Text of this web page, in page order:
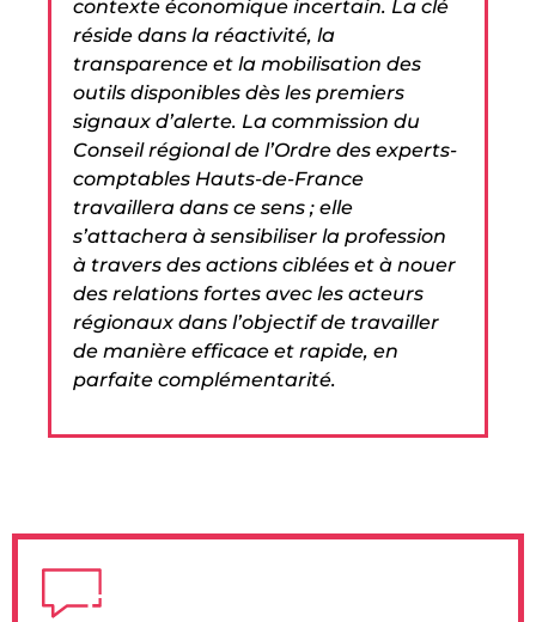
contexte économique incertain. La clé
réside dans la réactivité, la
transparence et la mobilisation des
outils disponibles dès les premiers
signaux d’alerte. La commission du
Conseil régional de l’Ordre des experts-
comptables Hauts-de-France
travaillera dans ce sens ; elle
s’attachera à sensibiliser la profession
à travers des actions ciblées et à nouer
des relations fortes avec les acteurs
régionaux dans l’objectif de travailler
de manière efficace et rapide, en
parfaite complémentarité.